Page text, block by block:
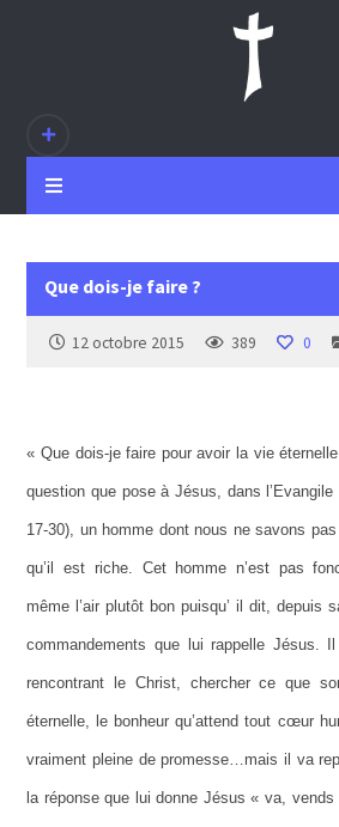
Que dois-je faire ?
12 octobre 2015 389 0
« Que dois-je faire pour avoir la vie
question que pose à Jésus, dans
17-30), un homme dont nous ne savons
qu’il est riche. Cet homme n’est pas
même l’air plutôt bon puisqu’ il dit, depuis
commandements que lui rappelle Jésus.
rencontrant le Christ, chercher ce que
éternelle, le bonheur qu’attend tout cœur
vraiment pleine de promesse…mais il va
la réponse que lui donne Jésus « va,